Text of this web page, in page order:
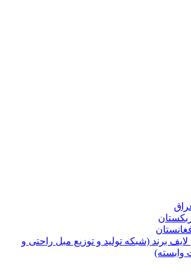
لایف برند (شبکه تولید و توزیع مبل راحتی و
وابسته)